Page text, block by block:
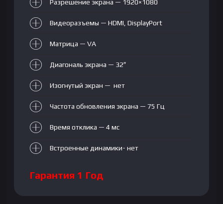
Разрешение экрана — 1920×1080
Видеоразъемы — HDMI, DisplayPort
Матрица — VA
Диагональ экрана — 32″
Изогнутый экран — нет
Частота обновления экрана — 75 Гц
Время отклика — 4 мс
Встроенные динамики- нет
Гарантия 1 Год